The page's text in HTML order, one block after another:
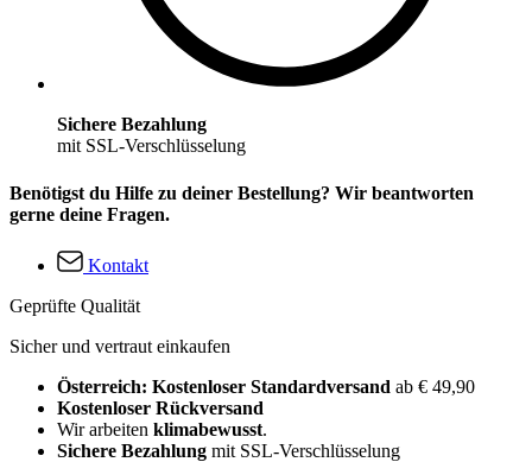
Sichere Bezahlung
mit SSL-Verschlüsselung
Benötigst du Hilfe zu deiner Bestellung? Wir beantworten
gerne deine Fragen.
Kontakt
Geprüfte Qualität
Sicher und vertraut einkaufen
Österreich: Kostenloser Standardversand ab € 49,90
Kostenloser Rückversand
Wir arbeiten klimabewusst.
Sichere Bezahlung mit SSL-Verschlüsselung